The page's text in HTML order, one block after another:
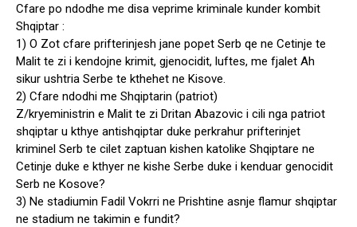
Cfare po ndodhe me disa veprime kriminale kunder kombit
Shqiptar :
1) O Zot cfare prifterinjesh jane popet Serb qe ne Cetinje te
Malit te zi i kendojne krimit, gjenocidit, luftes, me fjalet Ah
sikur ushtria Serbe te kthehet ne Kisove.
2) Cfare ndodhi me Shqiptarin (patriot)
Z/kryeministrin e Malit te zi Dritan Abazovic i cili nga patriot
shqiptar u kthye antishqiptar duke perkrahur prifterinjet
kriminel Serb te cilet zaptuan kishen katolike Shqiptare ne
Cetinje duke e kthyer ne kishe Serbe duke i kenduar genocidit
Serb ne Kosove?
3) Ne stadiumin Fadil Vokrri ne Prishtine asnje flamur shqiptar
ne stadium ne takimin e fundit?